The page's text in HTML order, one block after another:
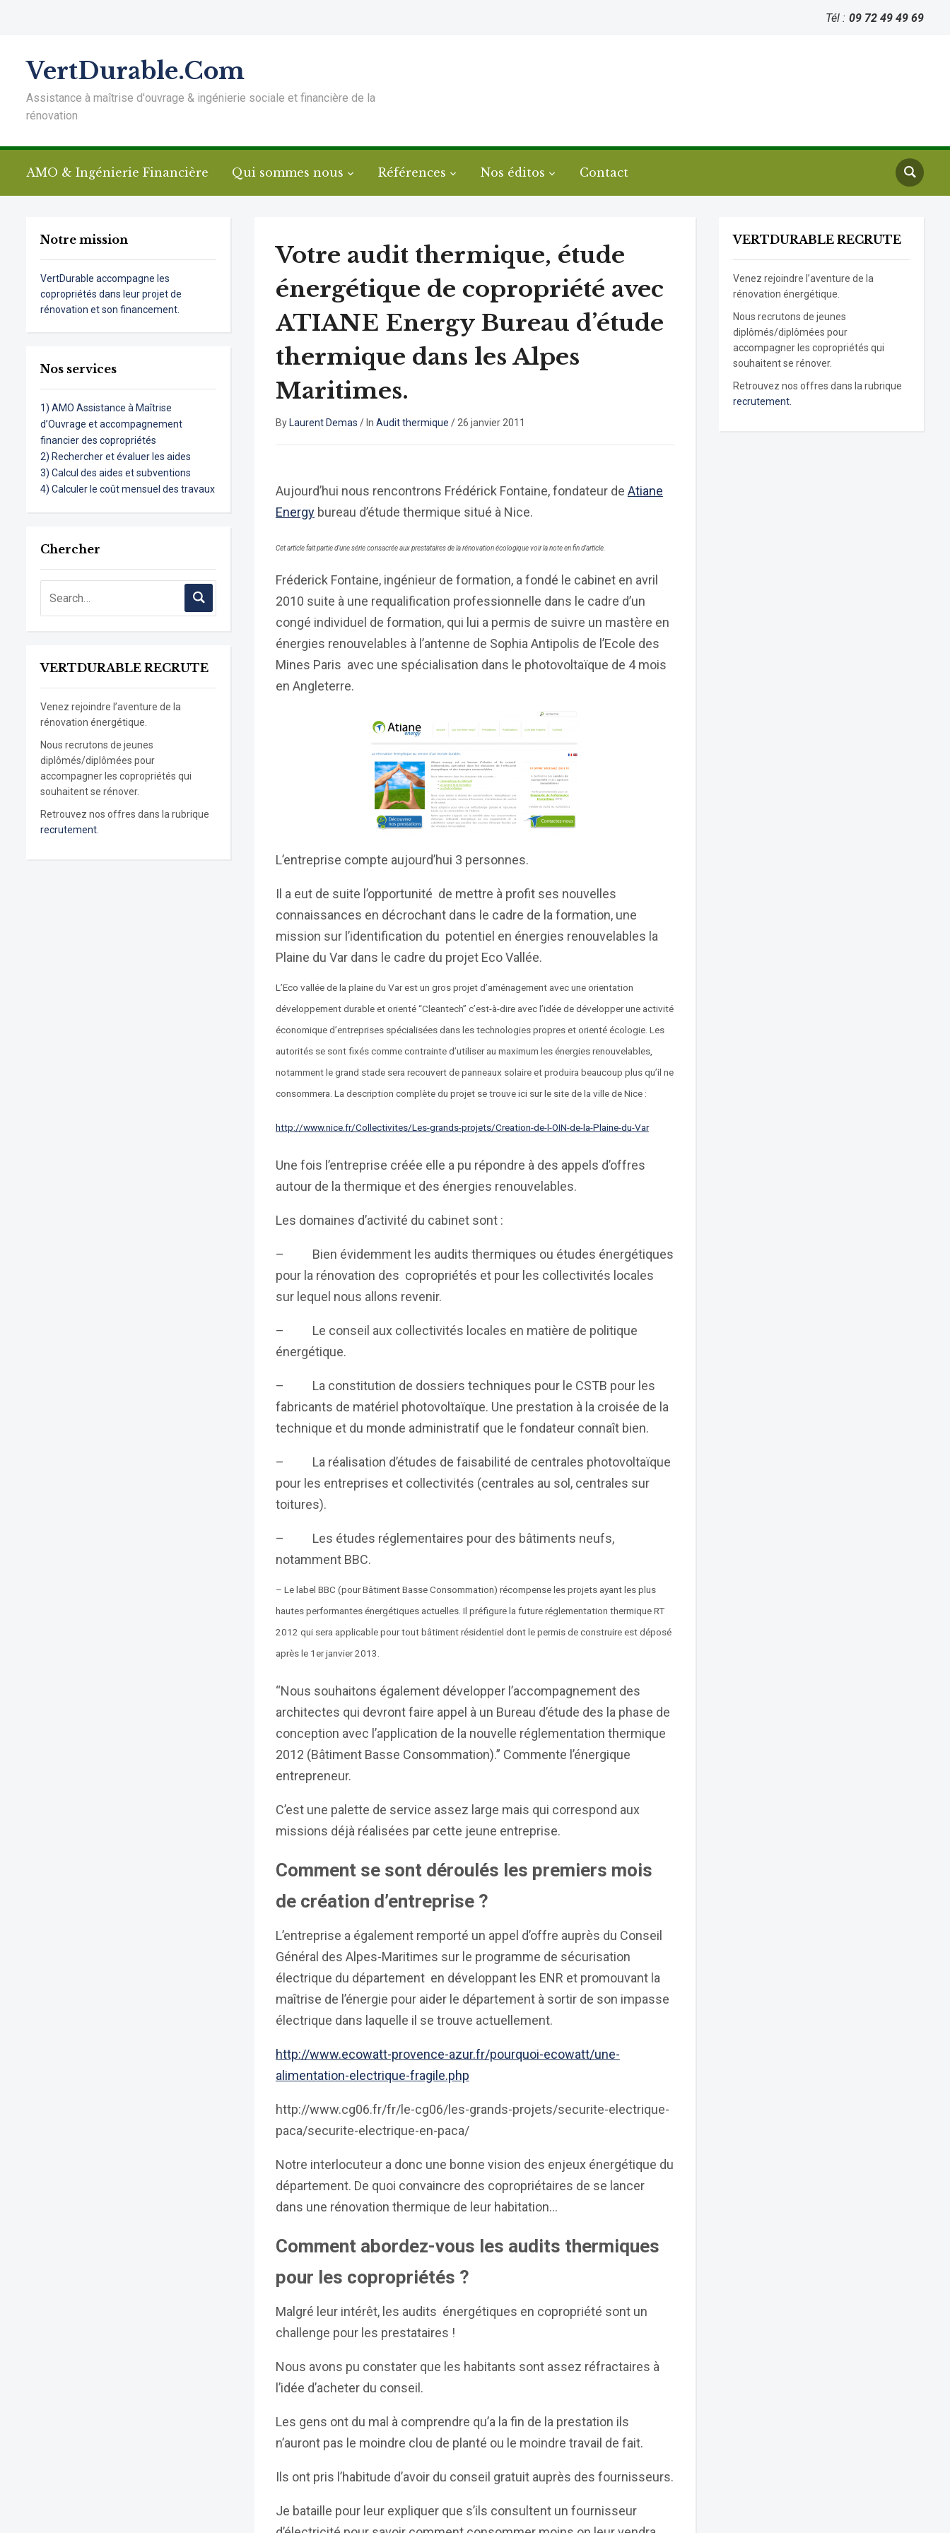
Tél : 09 72 49 49 69
VertDurable.Com
Assistance à maîtrise d'ouvrage & ingénierie sociale et financière de la
rénovation
AMO & Ingénierie Financière Qui sommes nous Références Nos éditos Contact
Notre mission
VertDurable accompagne les
copropriétés dans leur projet de
rénovation et son financement.
Nos services
1) AMO Assistance à Maîtrise
d’Ouvrage et accompagnement
financier des copropriétés
2) Rechercher et évaluer les aides
3) Calcul des aides et subventions
4) Calculer le coût mensuel des travaux
Chercher
VERTDURABLE RECRUTE
Venez rejoindre l’aventure de la
rénovation énergétique.
Nous recrutons de jeunes
diplômés/diplômées pour
accompagner les copropriétés qui
souhaitent se rénover.
Retrouvez nos offres dans la rubrique
recrutement.
Votre audit thermique, étude
énergétique de copropriété avec
ATIANE Energy Bureau d’étude
thermique dans les Alpes
Maritimes.
By Laurent Demas / In Audit thermique / 26 janvier 2011
Aujourd’hui nous rencontrons Frédérick Fontaine, fondateur de Atiane
Energybureau d’étude thermique situé à Nice.
Cet article fait partie d’une série consacrée aux prestataires de la rénovation écologique voir la note en fin d’article.
Fréderick Fontaine, ingénieur de formation, a fondé le cabinet en avril
2010 suite à une requalification professionnelle dans le cadre d’un
congé individuel de formation, qui lui a permis de suivre un mastère en
énergies renouvelables à l’antenne de Sophia Antipolis de l’Ecole des
Mines Paris avec une spécialisation dans le photovoltaïque de 4 mois
en Angleterre.
L’entreprise compte aujourd’hui 3 personnes.
Il a eut de suite l’opportunité de mettre à profit ses nouvelles
connaissances en décrochant dans le cadre de la formation, une
mission sur l’identification du potentiel en énergies renouvelables la
Plaine du Var dans le cadre du projet Eco Vallée.
L’Eco vallée de la plaine du Var est un gros projet d’aménagement avec une orientation
développement durable et orienté “Cleantech” c’est-à-dire avec l’idée de développer une activité
économique d’entreprises spécialisées dans les technologies propres et orienté écologie. Les
autorités se sont fixés comme contrainte d’utiliser au maximum les énergies renouvelables,
notamment le grand stade sera recouvert de panneaux solaire et produira beaucoup plus qu’il ne
consommera. La description complète du projet se trouve ici sur le site de la ville de Nice :
http://www.nice.fr/Collectivites/Les-grands-projets/Creation-de-l-OIN-de-la-Plaine-du-Var
Une fois l’entreprise créée elle a pu répondre à des appels d’offres
autour de la thermique et des énergies renouvelables.
Les domaines d’activité du cabinet sont :
– Bien évidemment les audits thermiques ou études énergétiques
pour la rénovation des copropriétés et pour les collectivités locales
sur lequel nous allons revenir.
– Le conseil aux collectivités locales en matière de politique
énergétique.
– La constitution de dossiers techniques pour le CSTB pour les
fabricants de matériel photovoltaïque. Une prestation à la croisée de la
technique et du monde administratif que le fondateur connaît bien.
– La réalisation d’études de faisabilité de centrales photovoltaïque
pour les entreprises et collectivités (centrales au sol, centrales sur
toitures).
– Les études réglementaires pour des bâtiments neufs,
notamment BBC.
– Le label BBC (pour Bâtiment Basse Consommation) récompense les projets ayant les plus
hautes performantes énergétiques actuelles. Il préfigure la future réglementation thermique RT
2012 qui sera applicable pour tout bâtiment résidentiel dont le permis de construire est déposé
après le 1er janvier 2013.
“Nous souhaitons également développer l’accompagnement des
architectes qui devront faire appel à un Bureau d’étude des la phase de
conception avec l’application de la nouvelle réglementation thermique
2012 (Bâtiment Basse Consommation).” Commente l’énergique
entrepreneur.
C’est une palette de service assez large mais qui correspond aux
missions déjà réalisées par cette jeune entreprise.
Comment se sont déroulés les premiers mois
de création d’entreprise ?
L’entreprise a également remporté un appel d’offre auprès du Conseil
Général des Alpes-Maritimes sur le programme de sécurisation
électrique du département en développant les ENR et promouvant la
maîtrise de l’énergie pour aider le département à sortir de son impasse
électrique dans laquelle il se trouve actuellement.
http://www.ecowatt-provence-azur.fr/pourquoi-ecowatt/une-
alimentation-electrique-fragile.php
http://www.cg06.fr/fr/le-cg06/les-grands-projets/securite-electrique-
paca/securite-electrique-en-paca/
Notre interlocuteur a donc une bonne vision des enjeux énergétique du
département. De quoi convaincre des copropriétaires de se lancer
dans une rénovation thermique de leur habitation…
Comment abordez-vous les audits thermiques
pour les copropriétés ?
Malgré leur intérêt, les audits énergétiques en copropriété sont un
challenge pour les prestataires !
Nous avons pu constater que les habitants sont assez réfractaires à
l’idée d’acheter du conseil.
Les gens ont du mal à comprendre qu’a la fin de la prestation ils
n’auront pas le moindre clou de planté ou le moindre travail de fait.
Ils ont pris l’habitude d’avoir du conseil gratuit auprès des fournisseurs.
Je bataille pour leur expliquer que s’ils consultent un fournisseur
VERTDURABLE RECRUTE
Venez rejoindre l’aventure de la
rénovation énergétique.
Nous recrutons de jeunes
diplômés/diplômées pour
accompagner les copropriétés qui
souhaitent se rénover.
Retrouvez nos offres dans la rubrique
recrutement.